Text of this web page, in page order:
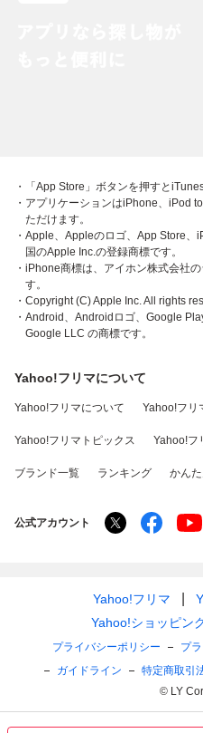
・「App Store」ボタンを押すと
・アプリケーションはiPhone、iPod
ただけます。
・Apple、Appleのロゴ、App Store
国のApple Inc.の登録商標です。
・iPhone商標は、アイホン株式会社
す。
・Copyright (C) Apple Inc. All rights
・Android、Androidロゴ、Google
Google LLC の商標です。
Yahoo!フリマについて
Yahoo!フリマについて Yahoo!フリ
Yahoo!フリマトピックス Yahoo!フ
ブランド一覧 ランキング かん
公式アカウント
Yahoo!フリマ
Yahoo!ショッピン
プライバシーポリシー プ
ガイドライン
特定商取引
© LY